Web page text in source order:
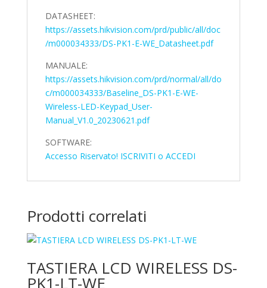
DATASHEET:
https://assets.hikvision.com/prd/public/all/doc
/m000034333/DS-PK1-E-WE_Datasheet.pdf
MANUALE:
https://assets.hikvision.com/prd/normal/all/do
c/m000034333/Baseline_DS-PK1-E-WE-
Wireless-LED-Keypad_User-
Manual_V1.0_20230621.pdf
SOFTWARE:
Accesso Riservato! ISCRIVITI o ACCEDI
Prodotti correlati
TASTIERA LCD WIRELESS DS-
PK1-LT-WE